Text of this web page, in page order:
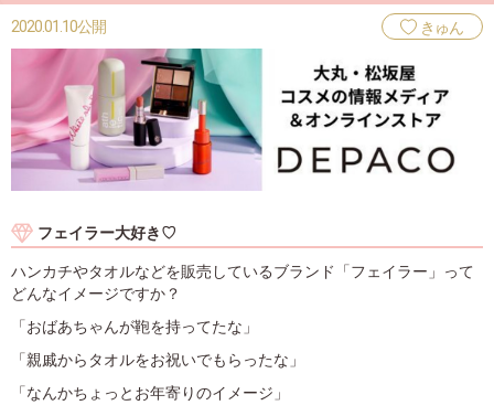
2020.01.10公開 きゅん
フェイラー大好き♡
ハンカチやタオルなどを販売しているブランド「フェイラー」って
どんなイメージですか？
「おばあちゃんが鞄を持ってたな」
「親戚からタオルをお祝いでもらったな」
「なんかちょっとお年寄りのイメージ」